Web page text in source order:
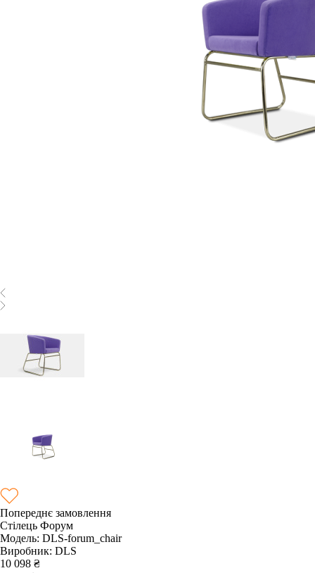
Попереднє замовлення
Стілець Форум
Модель: DLS-forum_chair
Виробник: DLS
10 098 ₴